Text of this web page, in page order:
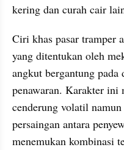
kering dan curah cair
Ciri khas pasar tramper
yang ditentukan oleh
angkut bergantung
penawaran. Karakter ini
cenderung volatil
persaingan antara
menemukan kombinasi